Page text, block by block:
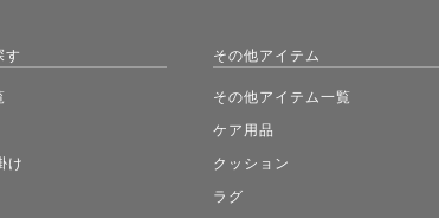
す
け
その他アイテム
その他アイテム一覧
ケア用品
クッション
ラグ